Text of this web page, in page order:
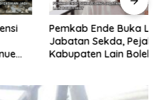
Pemkab Ende Buka Lelang
Jabatan Sekda, Pejabat dari
Kabupaten Lain Boleh Ikut